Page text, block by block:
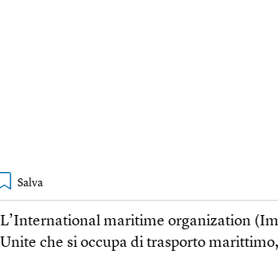
L’International maritime organization
Unite che si occupa di trasporto